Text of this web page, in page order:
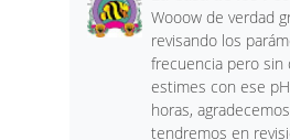
Wooow de verdad
revisando los
frecuencia pero sin
estimes con ese
horas,
tendremos en